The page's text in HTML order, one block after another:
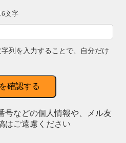
文字
列を入力することで、自分だけ
確認する
号などの個人情報や、メル友
はご遠慮ください